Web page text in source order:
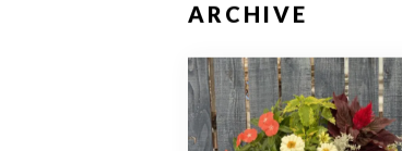
ARCHIVE